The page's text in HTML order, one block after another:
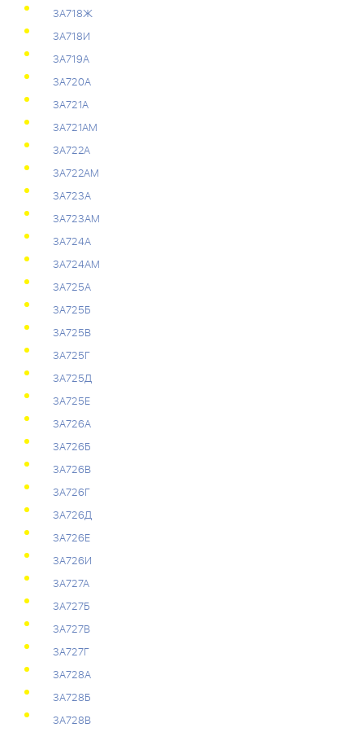
3А718Ж
3А718И
3А719А
3А720А
3А721А
3А721АМ
3А722А
3А722АМ
3А723А
3А723АМ
3А724А
3А724АМ
3А725А
3А725Б
3А725В
3А725Г
3А725Д
3А725Е
3А726А
3А726Б
3А726В
3А726Г
3А726Д
3А726Е
3А726И
3А727А
3А727Б
3А727В
3А727Г
3А728А
3А728Б
3А728В